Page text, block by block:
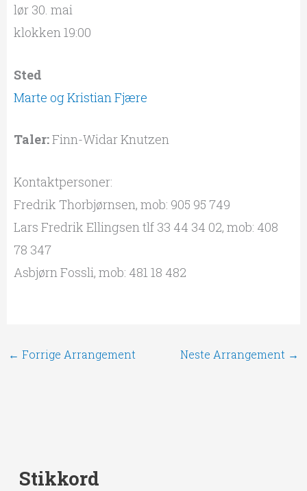
lør 30. mai
klokken 19:00
Sted
Marte og Kristian Fjære
Taler:Finn-Widar Knutzen
Kontaktpersoner:
Fredrik Thorbjørnsen, mob: 905 95 749
Lars Fredrik Ellingsen tlf 33 44 34 02, mob: 408
78 347
Asbjørn Fossli, mob: 481 18 482
← Forrige Arrangement Neste Arrangement →
Stikkord